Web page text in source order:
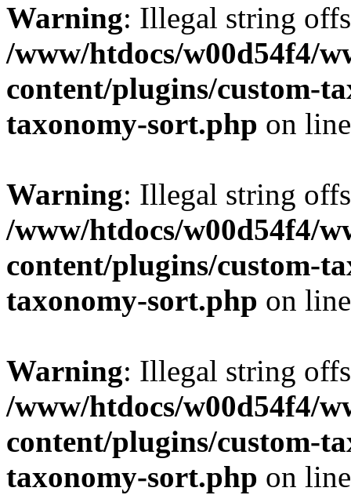
Warning: Illegal string
/www/htdocs/w00d54f4/
content/plugins/custom-
taxonomy-sort.php on
Warning: Illegal string
/www/htdocs/w00d54f4/
content/plugins/custom-
taxonomy-sort.php on
Warning: Illegal string
/www/htdocs/w00d54f4/
content/plugins/custom-
taxonomy-sort.php on